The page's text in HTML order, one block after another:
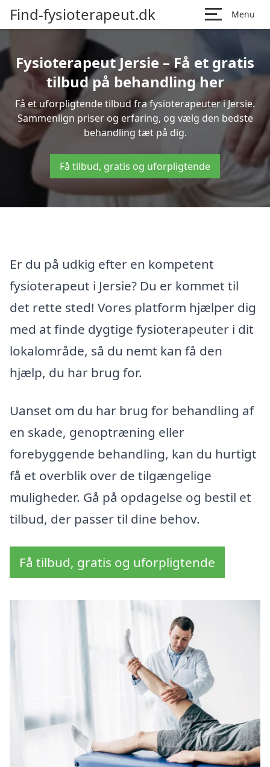
Find-fysioterapeut.dk Menu
Fysioterapeut Jersie – Få et gratis
tilbud på behandling her
Få et uforpligtende tilbud fra fysioterapeuter i Jersie.
Sammenlign priser og erfaring, og vælg den bedste
behandling tæt på dig.
Få tilbud, gratis og uforpligtende
Er du på udkig efter en kompetent
fysioterapeut i Jersie? Du er kommet til
det rette sted! Vores platform hjælper dig
med at finde dygtige fysioterapeuter i dit
lokalområde, så du nemt kan få den
hjælp, du har brug for.
Uanset om du har brug for behandling af
en skade, genoptræning eller
forebyggende behandling, kan du hurtigt
få et overblik over de tilgængelige
muligheder. Gå på opdagelse og bestil et
tilbud, der passer til dine behov.
Få tilbud, gratis og uforpligtende